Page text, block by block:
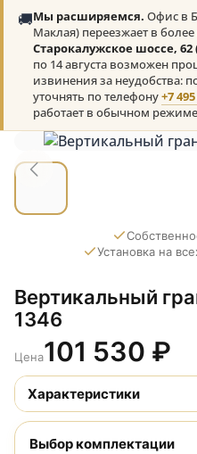
🚚Мы расширяемся. Офис в
Маклая) переезжает в
Старокалужское шоссе,
по 14 августа возможен
извинения за неудобства:
уточнять по телефону+7
работает в обычном
Установка на
Вертикальный
1346
Цена101 530 ₽
Характеристики
Выбор комплектации